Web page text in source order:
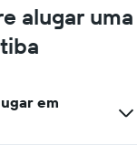
alugar uma
em